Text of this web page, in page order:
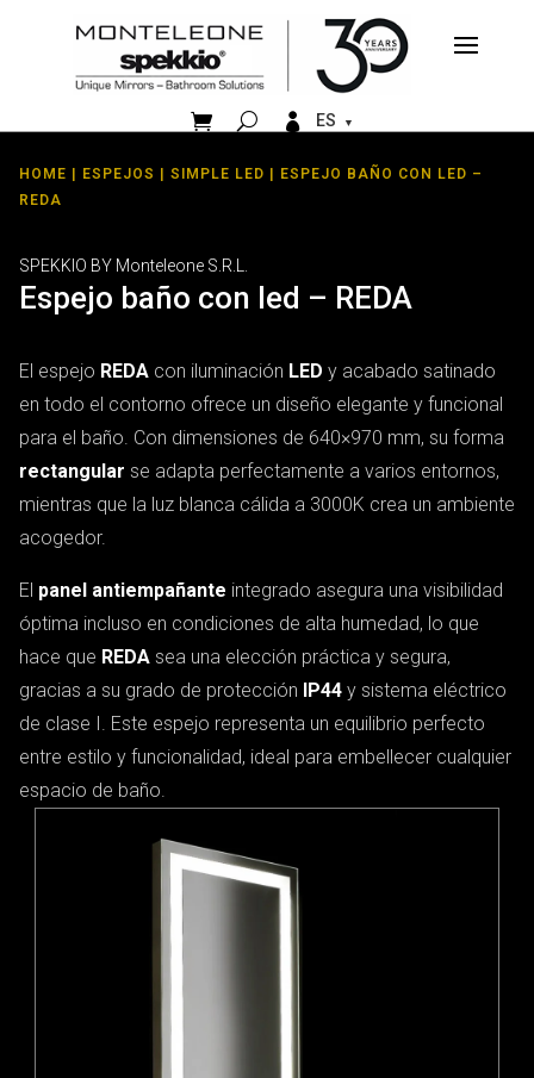
  ES
HOME | ESPEJOS | SIMPLE LED | ESPEJO BAÑO CON LED –
REDA
SPEKKIO BY Monteleone S.R.L.
Espejo baño con led – REDA
El espejo REDA con iluminación LED y acabado satinado
en todo el contorno ofrece un diseño elegante y funcional
para el baño. Con dimensiones de 640×970 mm, su forma
rectangular se adapta perfectamente a varios entornos,
mientras que la luz blanca cálida a 3000K crea un ambiente
acogedor.
El panel antiempañante integrado asegura una visibilidad
óptima incluso en condiciones de alta humedad, lo que
hace que REDA sea una elección práctica y segura,
gracias a su grado de protección IP44 y sistema eléctrico
de clase I. Este espejo representa un equilibrio perfecto
entre estilo y funcionalidad, ideal para embellecer cualquier
espacio de baño.